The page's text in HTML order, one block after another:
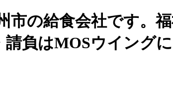
市の給食会社です。
負はMOSウイング